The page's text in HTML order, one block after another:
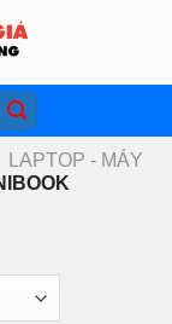
LAPTOP - MÁY